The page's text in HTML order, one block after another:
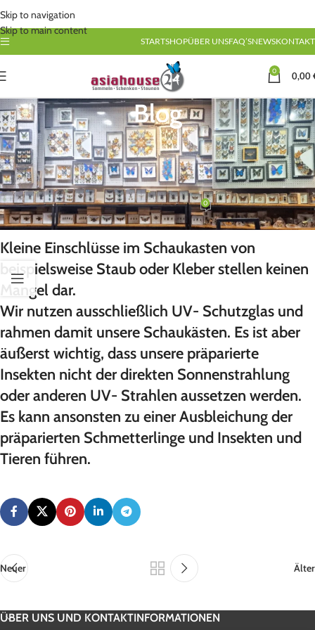
Skip to navigation
Skip to main content
STARTSHOPÜBER UNSFAQ’SNEWSKONTAKT
0 0,00
Blog
UNCATEGORIZED
Wichtige Hinweise zu unseren
Schmetterlingen und Insekten
ScholzOn 20/10/2024 0
Kleine Einschlüsse im Schaukasten von
beispielsweise Staub oder Kleber stellen keinen
Mangel dar.
Wir nutzen ausschließlich UV- Schutzglas und
rahmen damit unsere Schaukästen. Es ist aber
äußerst wichtig, dass unsere präparierte
Insekten nicht der direkten Sonnenstrahlung
oder anderen UV- Strahlen aussetzen werden.
Es kann ansonsten zu einer Ausbleichung der
präparierten Schmetterlinge und Insekten und
Tieren führen.
Neuer Älter
ÜBER UNS UND KONTAKTINFORMATIONEN